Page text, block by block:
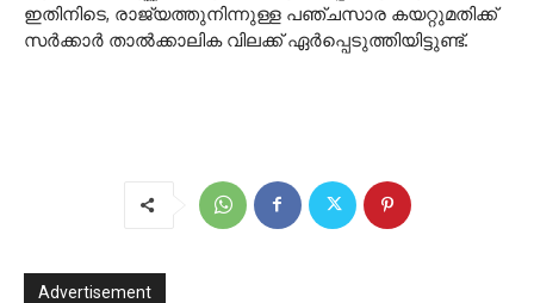
ഇതിനിടെ, രാജ്യത്തുനിന്നുള്ള പഞ്ചസാര കയറ്റുമതിക്ക്
സര്‍ക്കാര്‍ താല്‍ക്കാലിക വിലക്ക് ഏര്‍പ്പെടുത്തിയിട്ടുണ്ട്.
Advertisement